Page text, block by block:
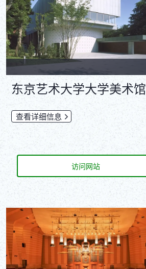
东京艺术大学大学美术馆
查看详细信息
访问网站